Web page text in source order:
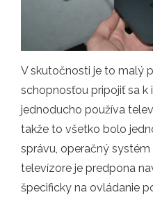
V skutočnosti je to malý
schopnosťou pripojiť sa k
jednoducho používa
takže to všetko bolo
správu, operačný
televízore je predpona
špecificky na ovládanie